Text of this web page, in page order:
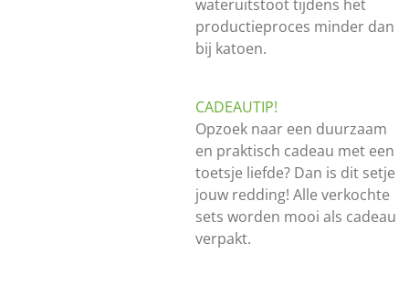
wateruitstoot tijdens het
productieproces minder dan
bij katoen.
CADEAUTIP!
Opzoek naar een duurzaam
en praktisch cadeau met een
toetsje liefde? Dan is dit setje
jouw redding! Alle verkochte
sets worden mooi als cadeau
verpakt.